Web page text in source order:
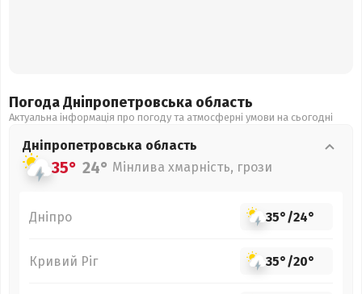
Погода Дніпропетровська область
Актуальна інформація про погоду та атмосферні умови на сьогодні
Дніпропетровська область
35° 24° Мінлива хмарність, грози
Дніпро 35°/24°
Кривий Ріг 35°/20°